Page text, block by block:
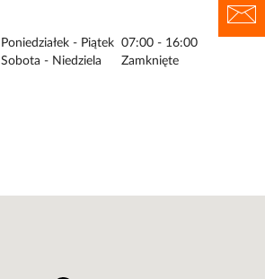
Poniedziałek - Piątek 07:00 - 16:00
Sobota - Niedziela
Zamknięte